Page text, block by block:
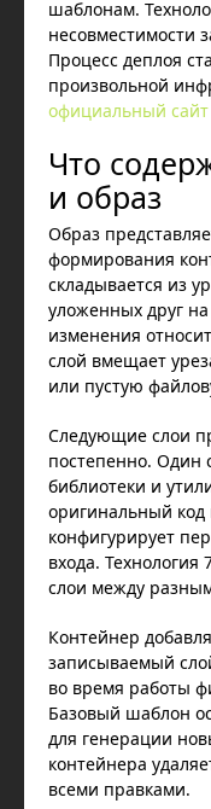
шаблонам.
несовместимости
Процесс деплоя
произвольной
официальный сайт
Что
и образ
Образ
формирования
складывается из
уложенных друг
изменения
слой вмещает
или пустую
Следующие слои
постепенно. Один
библиотеки и
оригинальный
конфигурирует
входа. Технология
слои между
Контейнер
записываемый
во время работы
Базовый шаблон
для генерации
контейнера
всеми правками.